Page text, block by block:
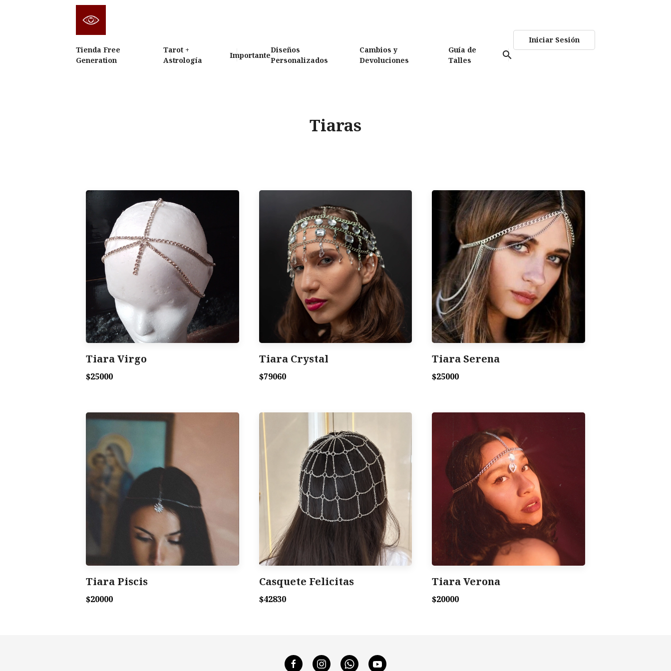
Tienda Free
Generation
Tarot +
Astrología
Importante
Diseños
Personalizados
Cambios y
Devoluciones
Guía de
Talles
search
Iniciar Sesión
Tiaras
Tiara Virgo
$25000
Tiara Crystal
$79060
Tiara Serena
$25000
Tiara Piscis
$20000
Casquete Felicitas
$42830
Tiara Verona
$20000